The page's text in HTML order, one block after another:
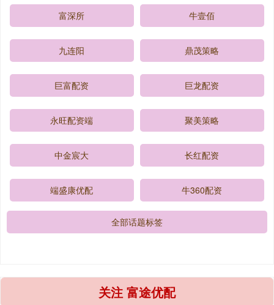
富深所 牛壹佰
九连阳 鼎茂策略
巨富配资 巨龙配资
永旺配资端 聚美策略
中金宸大 长红配资
端盛康优配 牛360配资
全部话题标签
关注 富途优配